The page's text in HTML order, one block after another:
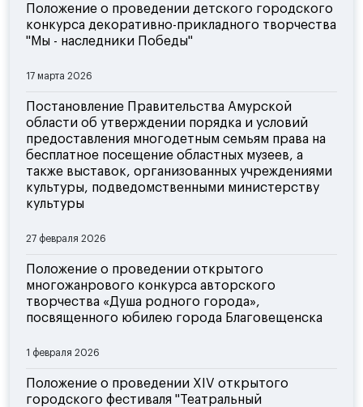
Положение о проведении детского городского
конкурса декоративно-прикладного творчества
"Мы - наследники Победы"
17 марта 2026
Постановление Правительства Амурской
области об утверждении порядка и условий
предоставления многодетным семьям права на
бесплатное посещение областных музеев, а
также выставок, организованных учреждениями
культуры, подведомственными министерству
культуры
27 февраля 2026
Положение о проведении открытого
многожанрового конкурса авторского
творчества «Душа родного города»,
посвященного юбилею города Благовещенска
1 февраля 2026
Положение о проведении XIV открытого
городского фестиваля "Театральный